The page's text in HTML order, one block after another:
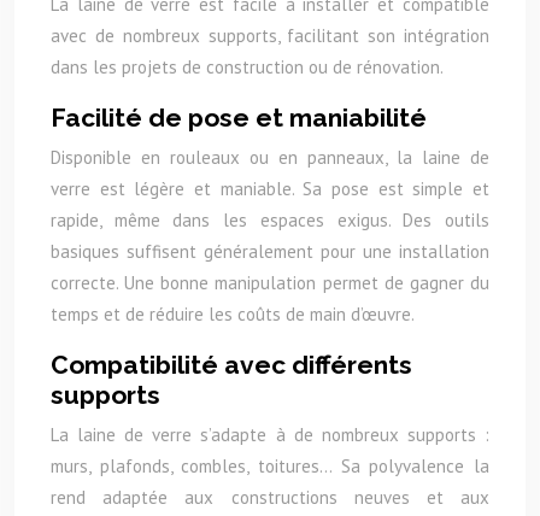
avec de nombreux supports, facilitant son intégration
dans les projets de construction ou de rénovation.
Facilité de pose et maniabilité
Disponible en rouleaux ou en panneaux, la laine de
verre est légère et maniable. Sa pose est simple et
rapide, même dans les espaces exigus. Des outils
basiques suffisent généralement pour une installation
correcte. Une bonne manipulation permet de gagner du
temps et de réduire les coûts de main d’œuvre.
Compatibilité avec différents
supports
La laine de verre s’adapte à de nombreux supports :
murs, plafonds, combles, toitures… Sa polyvalence la
rend adaptée aux constructions neuves et aux